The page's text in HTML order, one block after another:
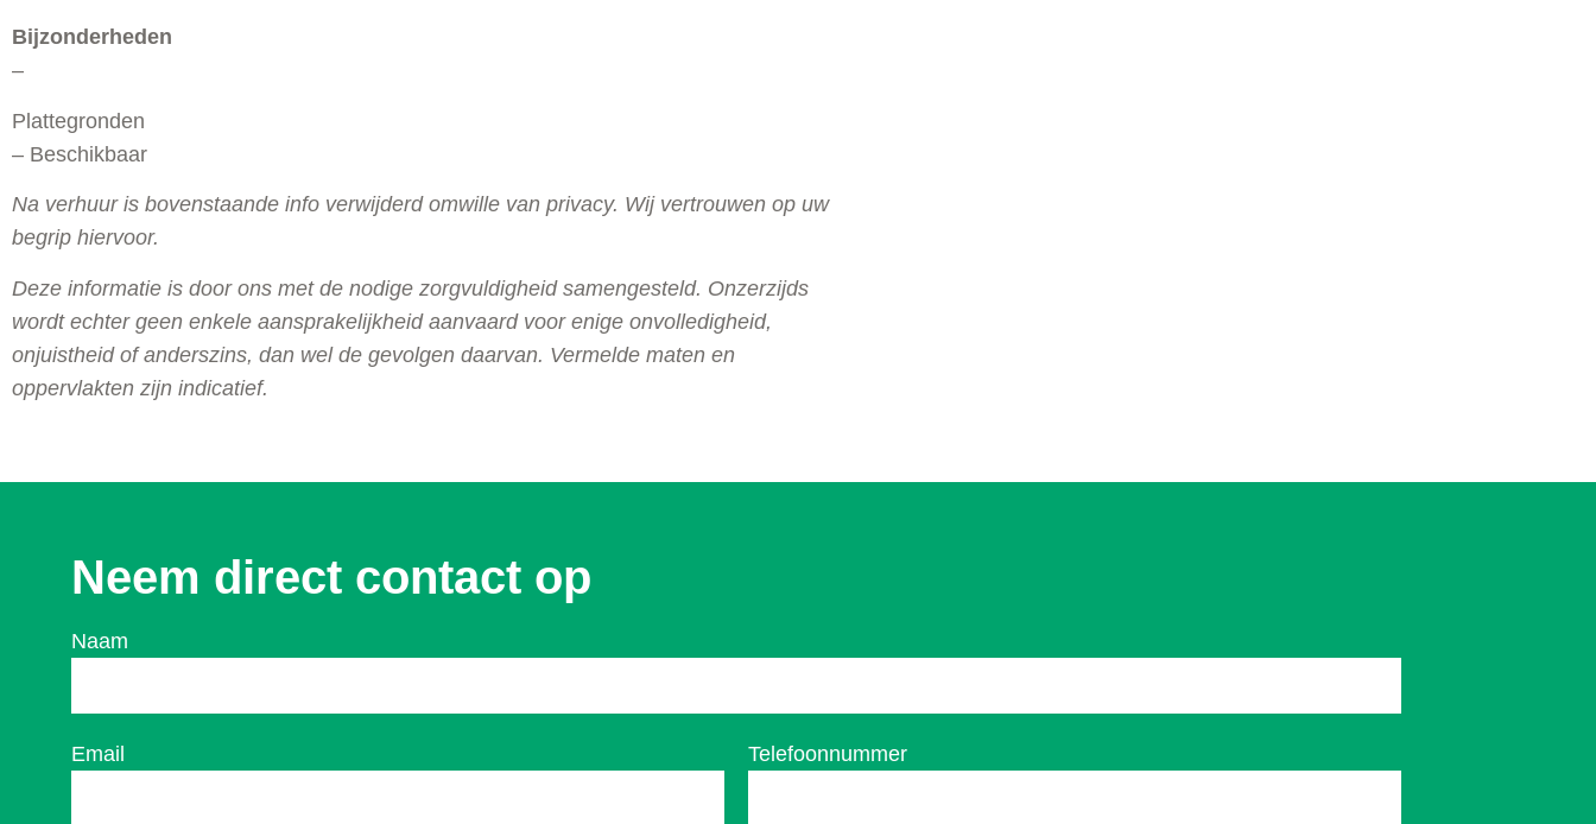
Bijzonderheden
–
Plattegronden
– Beschikbaar
Na verhuur is bovenstaande info verwijderd omwille van privacy. Wij vertrouwen op uw
begrip hiervoor.
Deze informatie is door ons met de nodige zorgvuldigheid samengesteld. Onzerzijds
wordt echter geen enkele aansprakelijkheid aanvaard voor enige onvolledigheid,
onjuistheid of anderszins, dan wel de gevolgen daarvan. Vermelde maten en
oppervlakten zijn indicatief.
Neem direct contact op
Naam
Email Telefoonnummer